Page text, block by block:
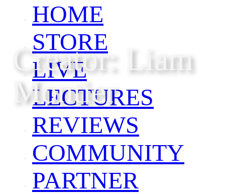
HOME
STORE
LIVE
LECTURES
REVIEWS
COMMUNITY
PARTNER
Creator: Liam
Montier